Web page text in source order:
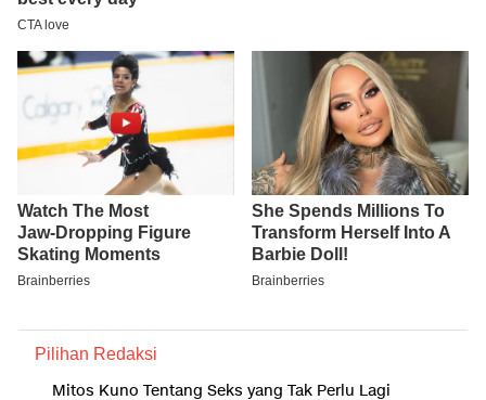
Pilihan Redaksi
Mitos Kuno Tentang Seks yang Tak Perlu Lagi